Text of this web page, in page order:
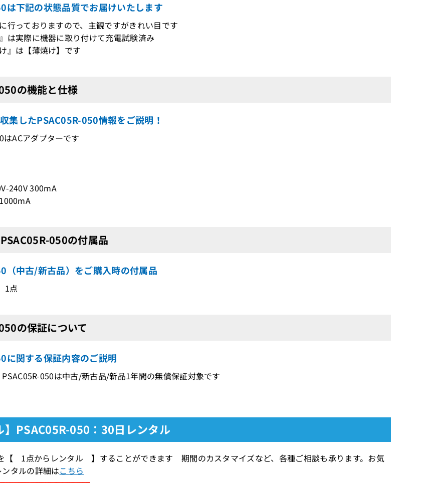
は下記の状態品質でお届けいたします
っておりますので、主観ですがきれい目です
実際に機器に取り付けて充電試験済み
』は【薄焼け】です
の機能と仕様
集したPSAC05R-050情報をご説明！
はACアダプターです
240V 300mA
050の付属品
（中古/新古品）をご購入時の付属品
1点
の保証について
に関する保証内容のご説明
050は中古/新古品/新品1年間の無償保証対象です
】PSAC05R-050：30日レンタル
【 1点からレンタル 】することができます 期間のカスタマイズなど、各種ご相談も承ります。お気
タルの詳細はこちら